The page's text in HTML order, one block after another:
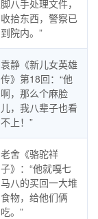
脚八手处理文件，
收拾东西，警察已
到院内。”
袁静《新儿女英雄
传》第18回：“他
啊，那么个麻脸
儿，我八辈子也看
不上！”
老舍《骆驼祥
子》：“他就嘎七
马八的买回一大堆
食物，给他们俩
吃。”